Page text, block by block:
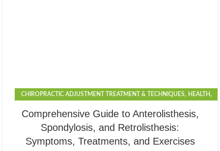
CHIROPRACTIC ADJUSTMENT TREATMENT & TECHNIQUES, HEALTH ,
Comprehensive Guide to Anterolisthesis,
Spondylosis, and Retrolisthesis:
Symptoms, Treatments, and Exercises